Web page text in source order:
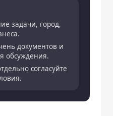
задачи, город,
документов и
обсуждения.
согласуйте